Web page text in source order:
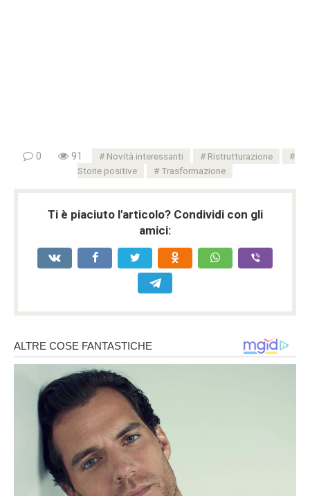
0 91 Novità interessanti
Ristrutturazione
Storie positive
Trasformazione
Ti è piaciuto l'articolo? Condividi con gli
amici: